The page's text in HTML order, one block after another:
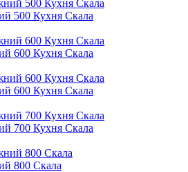
500 Кухня Скала
600 Кухня Скала
600 Кухня Скала
700 Кухня Скала
800 Скала